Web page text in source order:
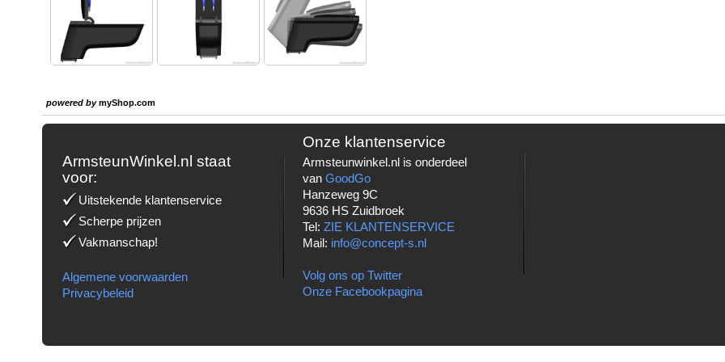
powered bymyShop.com
ArmsteunWinkel.nl staat
voor:
Uitstekende klantenservice
Scherpe prijzen
Vakmanschap!
Algemene voorwaarden
Privacybeleid
Onze klantenservice
Armsteunwinkel.nl is onderdeel
vanGoodGo
Hanzeweg 9C
9636 HS Zuidbroek
Tel:ZIE KLANTENSERVICE
Mail: info@concept-s.nl
Volg ons op Twitter
Onze Facebookpagina